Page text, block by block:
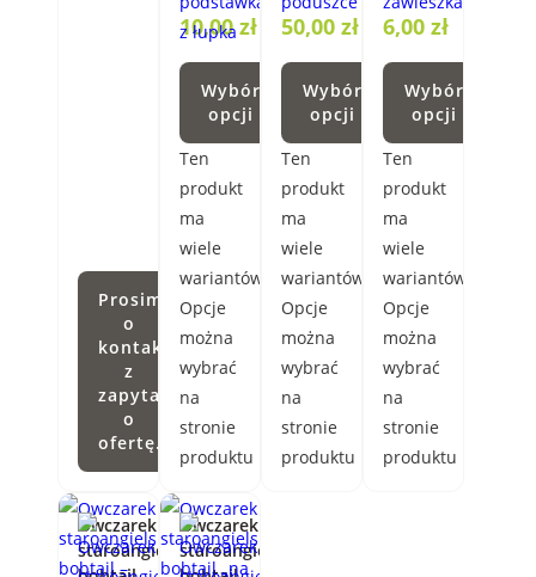
Prosimy
o
kontakt
z
zapytaniem
o
ofertę.
10,00zł
Wybór
opcji
Ten
produkt
ma
wiele
wariantów.
Opcje
można
wybrać
na
stronie
produktu
50,00 zł
Wybór
opcji
Ten
produkt
ma
wiele
wariantów.
Opcje
można
wybrać
na
stronie
produktu
6,00 zł
Wybór
opcji
Ten
produkt
ma
wiele
wariantów.
Opcje
można
wybrać
na
stronie
produktu
Owczarek
staroangielski
Owczarek
staroangielski